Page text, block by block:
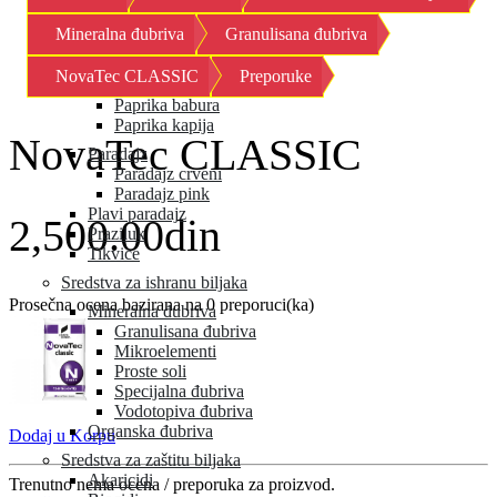
Kornison
Krastavac
Kupus
Paprika
Paprika babura
Paprika kapija
Paradajz
Paradajz crveni
Paradajz pink
Plavi paradajz
Praziluk
Tikvice
Sredstva za ishranu biljaka
Mineralna đubriva
Granulisana đubriva
Mikroelementi
Proste soli
Specijalna đubriva
Vodotopiva đubriva
Organska đubriva
Sredstva za zaštitu biljaka
Akaricidi
Mineralna đubriva Granulisana đubriva
NovaTec CLASSIC Preporuke
NovaTec CLASSIC
2,500.00din
Prosečna ocena bazirana na 0 preporuci(ka)
Dodaj u Korpu
Trenutno nema ocena / preporuka za proizvod.